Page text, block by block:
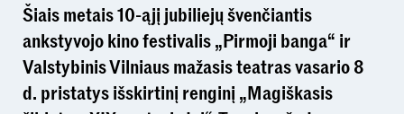
Šiais metais 10-ąjį jubiliejų švenčiantis
ankstyvojo kino festivalis „Pirmoji banga“ ir
Valstybinis Vilniaus mažasis teatras vasario 8
d. pristatys išskirtinį renginį „Magiškasis